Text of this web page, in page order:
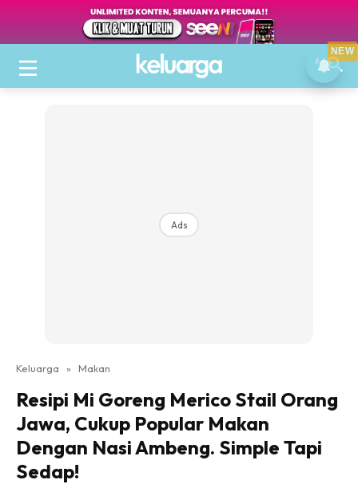
Ads
Keluarga » Makan
Resipi Mi Goreng Merico Stail Orang
Jawa, Cukup Popular Makan
Dengan Nasi Ambeng. Simple Tapi
Sedap!
NEW